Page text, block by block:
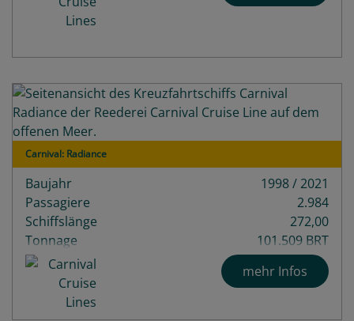
Carnival: Radiance
Baujahr
1998 / 2021
Passagiere
2.984
Schiffslänge
272,00
Tonnage
101.509 BRT
mehr Infos